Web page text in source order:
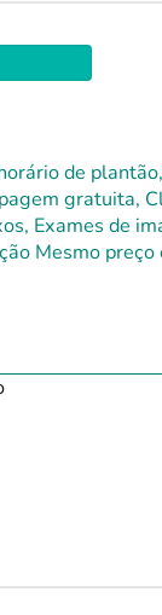
de
gratuita,
Exames de
Mesmo